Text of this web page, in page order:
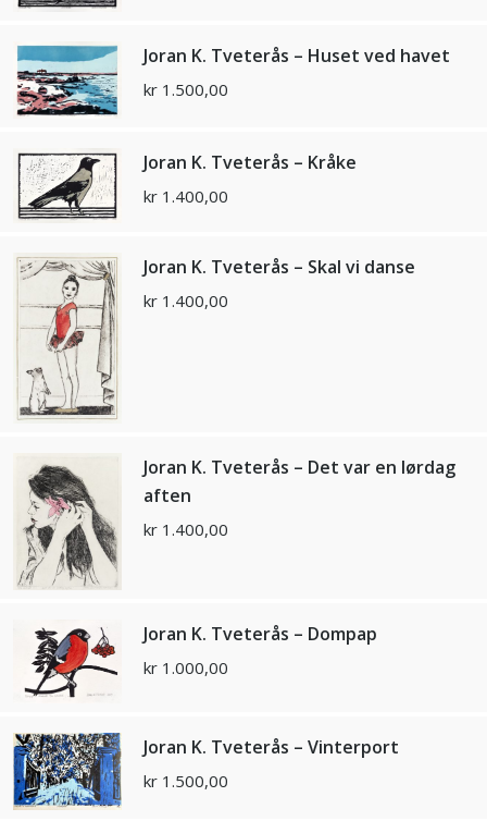
Joran K. Tveterås – Huset ved havet
kr 1.500,00
Joran K. Tveterås – Kråke
kr 1.400,00
Joran K. Tveterås – Skal vi danse
kr 1.400,00
Joran K. Tveterås – Det var en lørdag
aften
kr 1.400,00
Joran K. Tveterås – Dompap
kr 1.000,00
Joran K. Tveterås – Vinterport
kr 1.500,00